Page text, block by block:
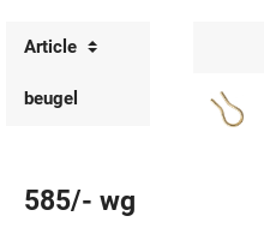
Article
beugel
585/- wg